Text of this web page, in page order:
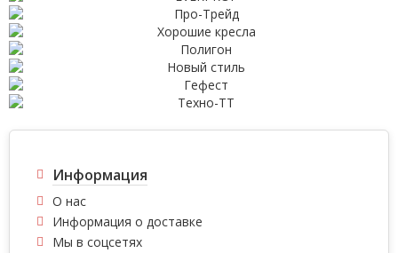
Информация
О нас
Информация о доставке
Мы в соцсетях